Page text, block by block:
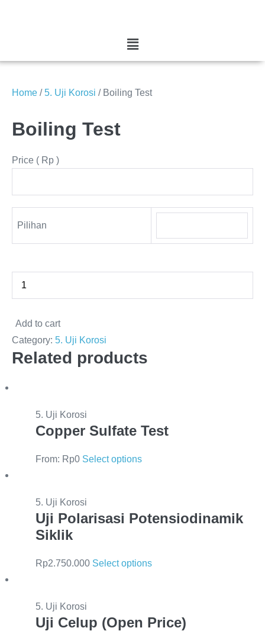
Home /5. Uji Korosi / Boiling Test
Boiling Test
Price ( Rp )
Pilihan
Add to cart
Category: 5. Uji Korosi
Related products
5. Uji Korosi
Copper Sulfate Test
From: Rp0 Select options
5. Uji Korosi
Uji Polarisasi Potensiodinamik
Siklik
Rp2.750.000 Select options
5. Uji Korosi
Uji Celup (Open Price)